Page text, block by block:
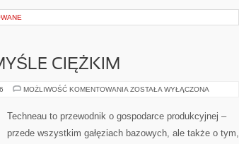
CIĘŻKIM
MOŻLIWOŚĆ KOMENTOWANIA ZAWODY
CIĘŻKIM
ZOSTAŁA WYŁĄCZONA
Techneau to przewodnik o gospodarce produkcyjnej –
przede wszystkim gałęziach bazowych, ale także o tym,